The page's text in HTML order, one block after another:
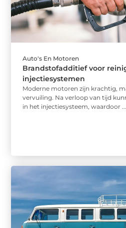
Auto's En Motoren
Brandstofadditief voor
injectiesystemen
Moderne motoren zijn krachtig,
vervuiling. Na verloop van tijd
in het injectiesysteem, waardoor ...